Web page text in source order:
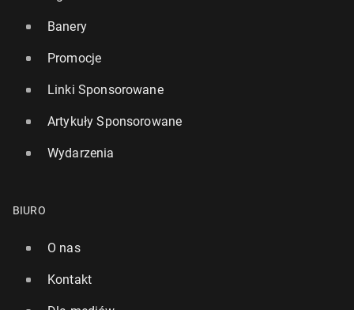
Banery
Promocje
Linki Sponsorowane
Artykuły Sponsorowane
Wydarzenia
BIURO
O nas
Kontakt